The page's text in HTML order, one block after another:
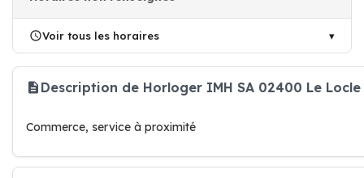
Voir tous les horaires
Description de Horloger IMH SA 02400 Le Locle
Commerce, service à proximité